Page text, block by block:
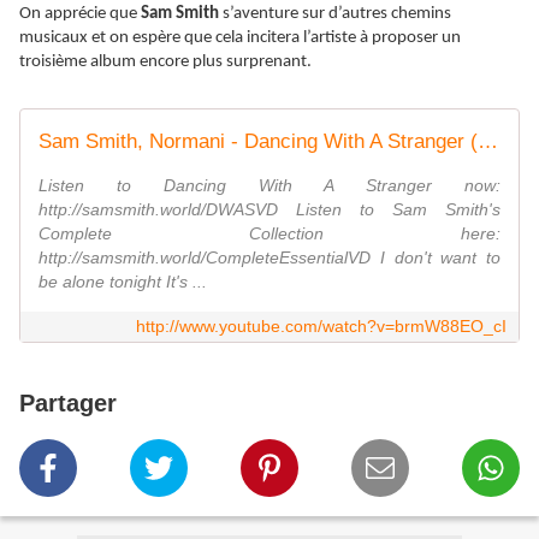
On apprécie que Sam Smith s’aventure sur d’autres chemins
musicaux et on espère que cela incitera l’artiste à proposer un
troisième album encore plus surprenant.
Sam Smith, Normani - Dancing With A Stranger (Official Audio)
Listen to Dancing With A Stranger now:
http://samsmith.world/DWASVD Listen to Sam Smith's
Complete Collection here:
http://samsmith.world/CompleteEssentialVD I don't want to
be alone tonight It's ...
http://www.youtube.com/watch?v=brmW88EO_cI
Partager